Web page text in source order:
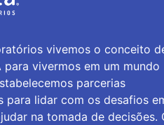
vivemos o conceito
para vivermos em um mundo
parcerias
para lidar com os desafios
na tomada de decisões.